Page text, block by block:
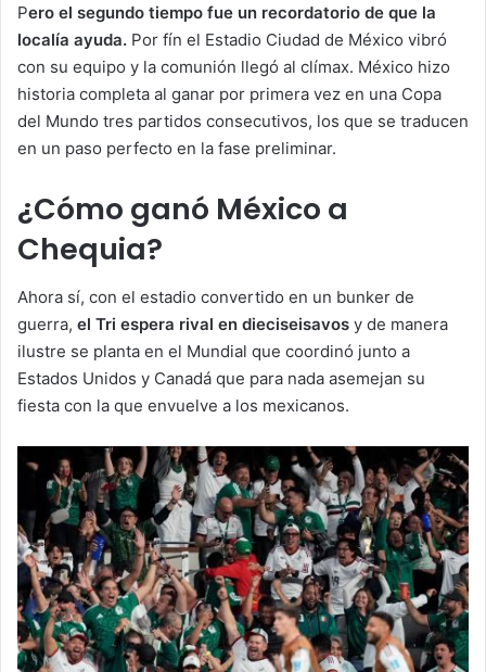
Pero el segundo tiempo fue un recordatorio de que la
localía ayuda. Por fín el Estadio Ciudad de México vibró
con su equipo y la comunión llegó al clímax. México hizo
historia completa al ganar por primera vez en una Copa
del Mundo tres partidos consecutivos, los que se traducen
en un paso perfecto en la fase preliminar.
¿Cómo ganó México a
Chequia?
Ahora sí, con el estadio convertido en un bunker de
guerra, el Tri espera rival en dieciseisavos y de manera
ilustre se planta en el Mundial que coordinó junto a
Estados Unidos y Canadá que para nada asemejan su
fiesta con la que envuelve a los mexicanos.